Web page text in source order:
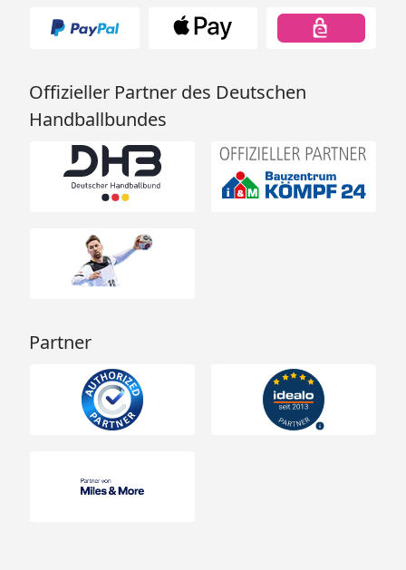
Offizieller Partner des Deutschen
Handballbundes
Partner